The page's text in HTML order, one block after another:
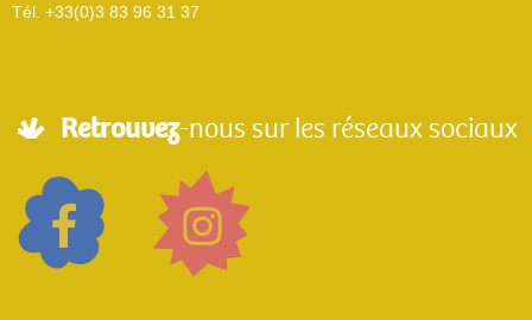
Tél. +33(0)3 83 96 31 37
Retrouvez-nous sur les réseaux sociaux